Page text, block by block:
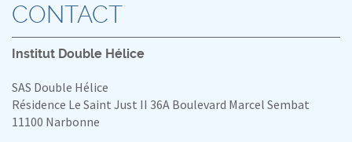
CONTACT
Institut Double Hélice
SAS Double Hélice
Résidence Le Saint Just II 36A Boulevard Marcel Sembat
11100 Narbonne